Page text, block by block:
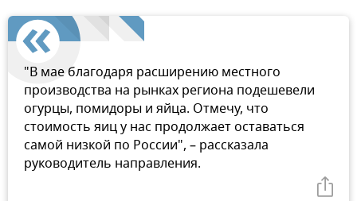
"В мае благодаря расширению местного
производства на рынках региона подешевели
огурцы, помидоры и яйца. Отмечу, что
стоимость яиц у нас продолжает оставаться
самой низкой по России", – рассказала
руководитель направления.